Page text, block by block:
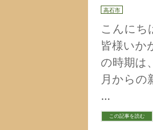
高石市
こんにち
皆様いか
の時期は
月からの
…
この記事を読む